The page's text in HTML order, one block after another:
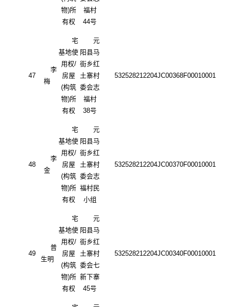
物)所
有权
福村
44号
47
李
梅
宅
基地使
用权/
房屋
(构筑
物)所
有权
元
阳县马
街乡红
土寨村
委会志
福村
38号
532528212204JC00368F00010001
48
李
金
宅
基地使
用权/
房屋
(构筑
物)所
有权
元
阳县马
街乡红
土寨村
委会志
福村民
小组
532528212204JC00370F00010001
49
普
生明
宅
基地使
用权/
房屋
(构筑
物)所
有权
元
阳县马
街乡红
土寨村
委会七
新下寨
45号
532528212204JC00340F00010001